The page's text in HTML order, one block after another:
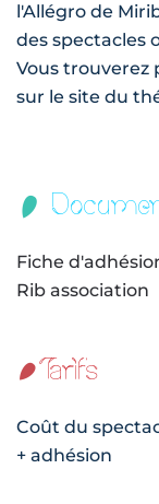
l'Allégro de
des spectacles
Vous trouverez
sur le site du
Fiche
Rib association
Tarifs
Coût du
+ adhésion